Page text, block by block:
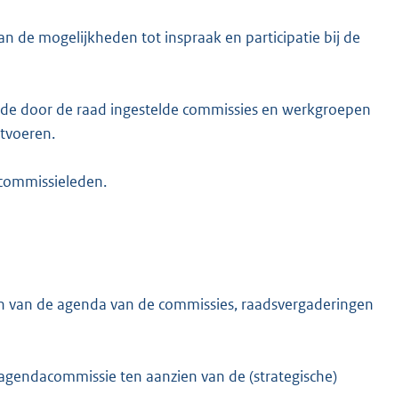
de mogelijkheden tot inspraak en participatie bij de
door de raad ingestelde commissies en werkgroepen
de agenda van de commissies, raadsvergaderingen
ten aanzien van de (strategische)